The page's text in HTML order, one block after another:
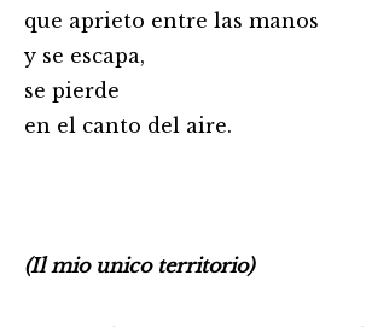
que aprieto entre las manos
y se escapa,
se pierde
en el canto del aire.
(Il mio unico territorio)